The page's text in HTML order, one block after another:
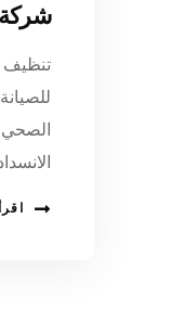
شركة
تنظيف